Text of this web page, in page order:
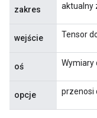
zakres aktualny
wejście Tensor
oś Wymiary
opcje przenosi